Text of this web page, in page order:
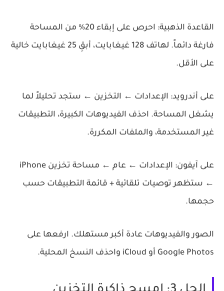
القاعدة الذهبية: احرص على إبقاء
20% من المساحة
فارغة
دائماً. لهاتف 128 غيغابايت، أبقِ 25 غيغابايت خالية
على الأقل.
على أندرويد: الإعدادات ← التخزين ← ستجد تحليلاً لما
يشغل المساحة. احذف الفيديوهات الكبيرة، التطبيقات
غير المستخدمة، والملفات المكررة.
على آيفون:
الإعدادات ← عام ← مساحة تخزين iPhone
← ستظهر توصيات تلقائية + قائمة التطبيقات حسب
حجمها.
الصور والفيديوهات عادة أكبر مستهلك. ارفعها على
Google Photos أو iCloud واحذف النسخ المحلية.